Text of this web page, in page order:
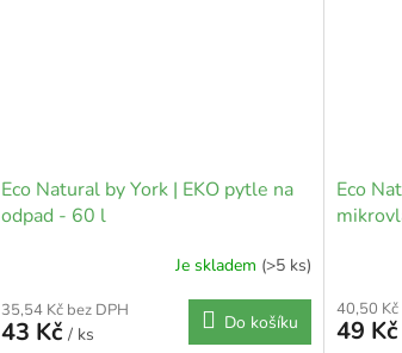
Eco Natural by York | EKO pytle na
odpad - 60 l
Je skladem (>5 ks)
35,54 Kč bez DPH
43 Kč / ks
Do košíku
Eco
40,50 Kč
49 Kč